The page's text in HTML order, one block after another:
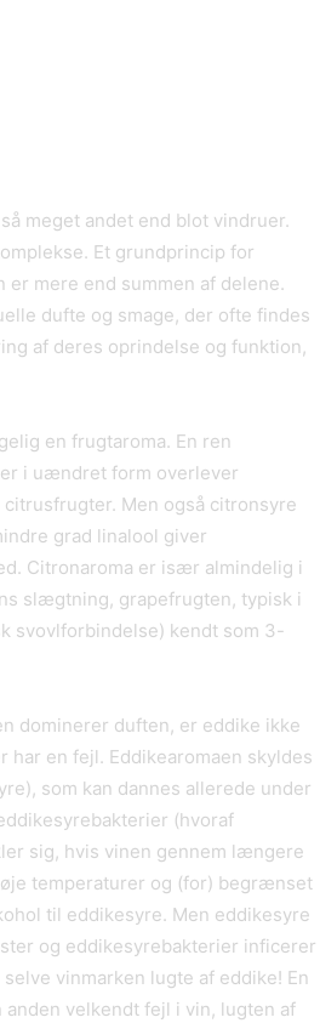
meget andet end blot vindruer.
Et grundprincip for
mere end summen af delene.
dufte og smage, der ofte findes
af deres oprindelse og funktion,
en frugtaroma. En ren
i uændret form overlever
Men også citronsyre
grad linalool giver
Citronaroma er især almindelig i
slægtning, grapefrugten, typisk i
svovlforbindelse) kendt som 3-
dominerer duften, er eddike ikke
har en fejl. Eddikearomaen skyldes
som kan dannes allerede under
(hvoraf
sig, hvis vinen gennem længere
temperaturer og (for) begrænset
til eddikesyre. Men eddikesyre
og eddikesyrebakterier inficerer
vinmarken lugte af eddike! En
velkendt fejl i vin, lugten af